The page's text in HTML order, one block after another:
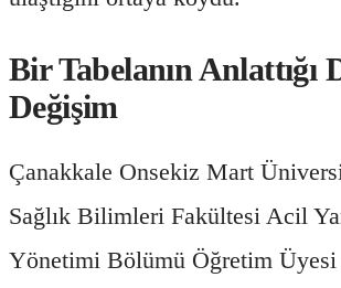
Bir Tabelanın Anlattığı
Değişim
Çanakkale Onsekiz Mart
Sağlık Bilimleri Fakültesi Acil
Yönetimi Bölümü Öğretim Üyesi